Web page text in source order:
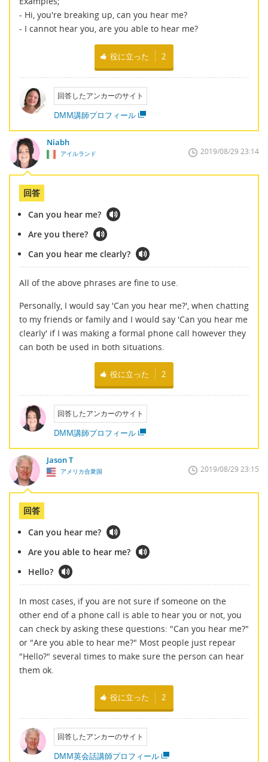
- Hi, you're breaking up, can you hear me?
- I cannot hear you, are you able to hear me?
役に立った 2
回答したアンカーのサイト
DMM講師プロフィール
Niabh
アイルランド 2019/08/29 23:14
回答
Can you hear me?
Are you there?
Can you hear me clearly?
All of the above phrases are fine to use.
Personally, I would say 'Can you hear me?', when chatting
to my friends or family and I would say 'Can you hear me
clearly' if I was making a formal phone call however they
can both be used in both situations.
役に立った 2
回答したアンカーのサイト
DMM講師プロフィール
Jason T
アメリカ合衆国 2019/08/29 23:15
回答
Can you hear me?
Are you able to hear me?
Hello?
In most cases, if you are not sure if someone on the
other end of a phone call is able to hear you or not, you
can check by asking these questions: "Can you hear me?"
or "Are you able to hear me?" Most people just repear
"Hello?" several times to make sure the person can hear
them ok.
役に立った 2
回答したアンカーのサイト
DMM英会話講師プロフィール